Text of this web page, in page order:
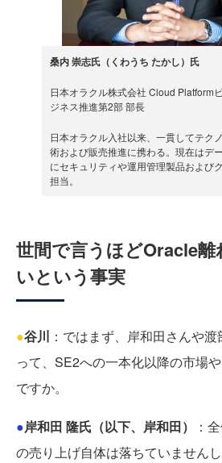
桑内 崇志氏（くわうち たかし）氏
日本オラクル株式会社 Cloud Platform
ジネス推進第2部 部長
日本オラクル入社以来、一貫してテク
術および販売推進に携わる。現在はデ
にセキュリティや運用管理製品および
担当。
世間で言うほどOracle
いという事実
●谷川 ：ではまず、岸和田さんや
って、SE2への一本化以降の市場
ですか。
●岸和田 隆氏（以下、岸和田）
：
の売り上げ自体は落ちていません